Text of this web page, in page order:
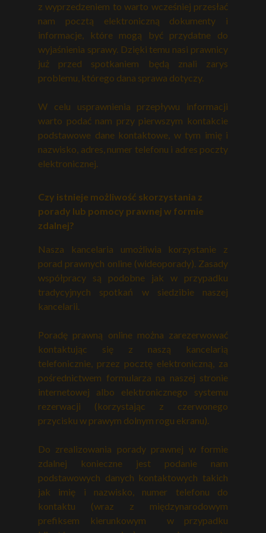
z wyprzedzeniem to warto wcześniej przesłać
nam pocztą elektroniczną dokumenty i
informacje, które mogą być przydatne do
wyjaśnienia sprawy. Dzięki temu nasi prawnicy
już przed spotkaniem będą znali zarys
problemu, którego dana sprawa dotyczy.
W celu usprawnienia przepływu informacji
warto podać nam przy pierwszym kontakcie
podstawowe dane kontaktowe, w tym imię i
nazwisko, adres, numer telefonu i adres poczty
elektronicznej.
Czy istnieje możliwość skorzystania z
porady lub pomocy prawnej w formie
zdalnej?
Nasza kancelaria umożliwia korzystanie z
porad prawnych online (wideoporady). Zasady
współpracy są podobne jak w przypadku
tradycyjnych spotkań w siedzibie naszej
kancelarii.
Poradę prawną online można zarezerwować
kontaktując się z naszą kancelarią
telefonicznie, przez pocztę elektroniczną, za
pośrednictwem formularza na naszej stronie
internetowej albo elektronicznego systemu
rezerwacji (korzystając z czerwonego
przycisku w prawym dolnym rogu ekranu).
Do zrealizowania porady prawnej w formie
zdalnej konieczne jest podanie nam
podstawowych danych kontaktowych takich
jak imię i nazwisko, numer telefonu do
kontaktu (wraz z międzynarodowym
prefiksem kierunkowym w przypadku